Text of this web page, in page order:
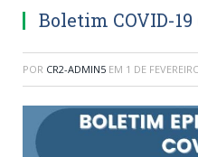
Boletim COVID-19
POR CR2-ADMIN5 EM 1 DE